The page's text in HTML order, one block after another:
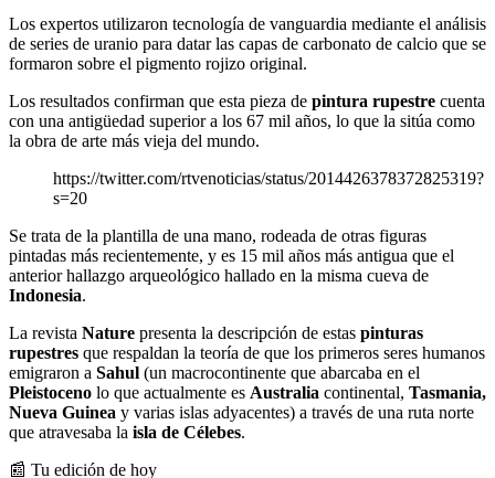
Los expertos utilizaron tecnología de vanguardia mediante el análisis
de series de uranio para datar las capas de carbonato de calcio que se
formaron sobre el pigmento rojizo original.
Los resultados confirman que esta pieza de pintura rupestre cuenta
con una antigüedad superior a los 67 mil años, lo que la sitúa como
la obra de arte más vieja del mundo.
https://twitter.com/rtvenoticias/status/2014426378372825319?
s=20
Se trata de la plantilla de una mano, rodeada de otras figuras
pintadas más recientemente, y es 15 mil años más antigua que el
anterior hallazgo arqueológico hallado en la misma cueva de
Indonesia.
La revista Nature presenta la descripción de estas pinturas
rupestres que respaldan la teoría de que los primeros seres humanos
emigraron a Sahul (un macrocontinente que abarcaba en el
Pleistoceno lo que actualmente es Australia continental, Tasmania,
Nueva Guinea y varias islas adyacentes) a través de una ruta norte
que atravesaba la isla de Célebes.
📰 Tu edición de hoy